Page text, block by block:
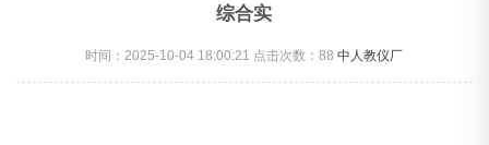
综合实
时间：2025-10-04 18:00:21 点击次数：88中人教仪厂